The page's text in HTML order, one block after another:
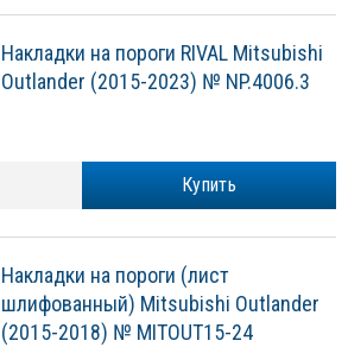
Накладки на пороги RIVAL Mitsubishi
Outlander (2015-2023) № NP.4006.3
Купить
Накладки на пороги (лист
шлифованный) Mitsubishi Outlander
(2015-2018) № MITOUT15-24